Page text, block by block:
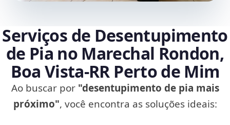
Serviços de Desentupimento
de Pia no Marechal Rondon,
Boa Vista‑RR Perto de Mim
Ao buscar por "desentupimento de pia mais
próximo", você encontra as soluções ideais: